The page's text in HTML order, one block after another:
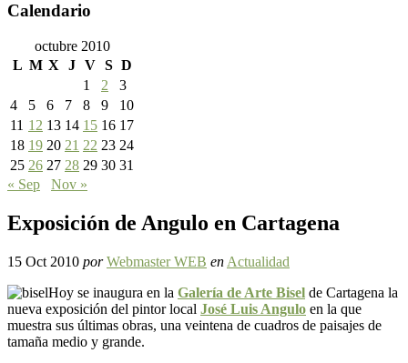
Calendario
octubre 2010
L M X J V S D
1
2
3
4
5 6 7 8 9
10
11 12 13 14 15 16 17
18 19 20 21 22 23 24
25 26 27 28 29 30 31
« Sep
Nov »
Exposición de Angulo en Cartagena
15 Oct 2010 por Webmaster WEB en Actualidad
Hoy se inaugura en la Galería de Arte Bisel de Cartagena la
nueva exposición del pintor local José Luis Angulo en la que
muestra sus últimas obras, una veintena de cuadros de paisajes de
tamaña medio y grande.